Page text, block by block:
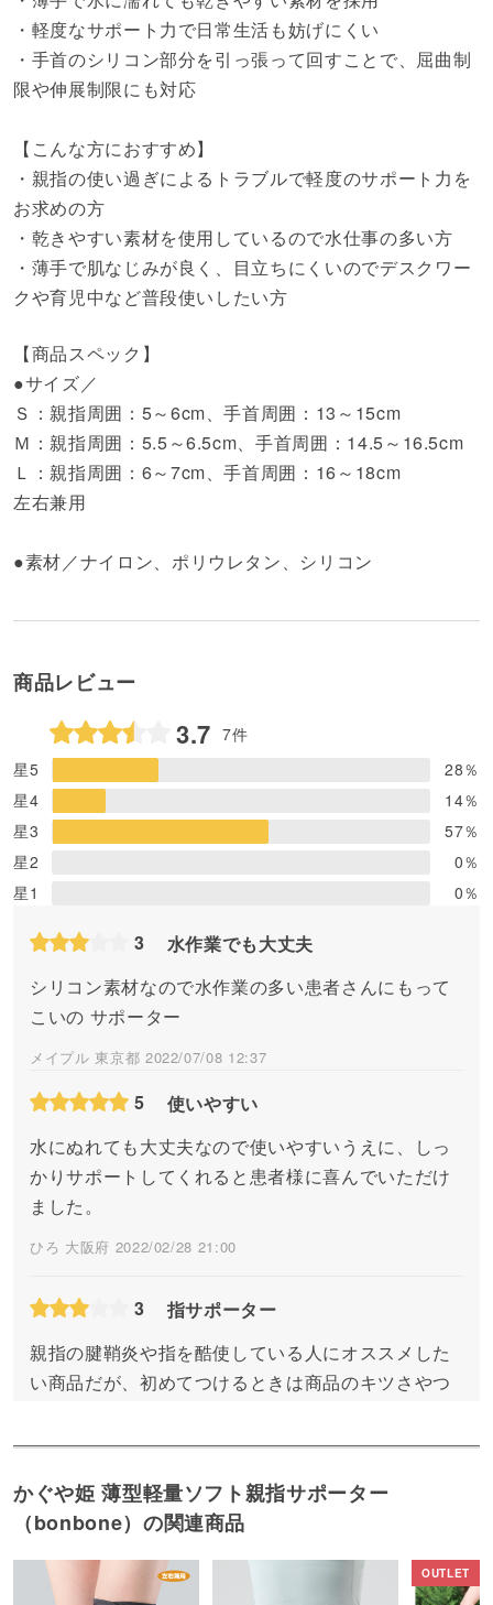
・軽度なサポート力で日常生活も妨げにくい
・手首のシリコン部分を引っ張って回すことで、屈曲制
限や伸展制限にも対応
【こんな方におすすめ】
・親指の使い過ぎによるトラブルで軽度のサポート力を
お求めの方
・乾きやすい素材を使用しているので水仕事の多い方
・薄手で肌なじみが良く、目立ちにくいのでデスクワー
クや育児中など普段使いしたい方
【商品スペック】
●サイズ／
Ｓ：親指周囲：5～6cm、手首周囲：13～15cm
Ｍ：親指周囲：5.5～6.5cm、手首周囲：14.5～16.5cm
Ｌ：親指周囲：6～7cm、手首周囲：16～18cm
左右兼用
●素材／ナイロン、ポリウレタン、シリコン
商品レビュー
3.7 7件
星5
28％
星4
14％
星3
57％
星2
0％
星1
0％
3
水作業でも大丈夫
シリコン素材なので水作業の多い患者さんにもって
こいの サポーター
メイプル 東京都 2022/07/08 12:37
5
使いやすい
水にぬれても大丈夫なので使いやすいうえに、しっ
かりサポートしてくれると患者様に喜んでいただけ
ました。
ひろ 大阪府 2022/02/28 21:00
3
指サポーター
親指の腱鞘炎や指を酷使している人にオススメした
い商品だが、初めてつけるときは商品のキツさやつ
りーふ 長野県 2022/02/28 10:15
3
使いやすい
固定されすぎず洗えるのでとてもいい商品です。い
つもこちらを購入します。
かぐや姫 薄型軽量ソフト親指サポーター
（bonbone）の関連商品